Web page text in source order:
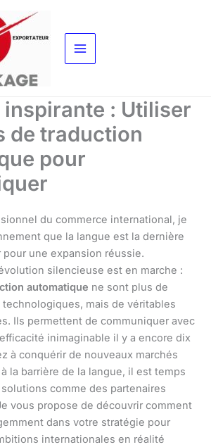
: Utiliser
de traduction
pour
du commerce international, je
que la langue est la dernière
une expansion réussie.
silencieuse est en marche :
automatique ne sont plus de
mais de véritables
Ils permettent de communiquer avec
inimaginable il y a encore dix
à conquérir de nouveaux marchés
la barrière de la langue, il est temps
comme des partenaires
vous propose de découvrir comment
dans votre stratégie pour
internationales en réalité